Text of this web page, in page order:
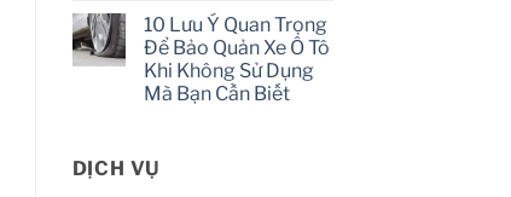
bay
lớp
ố
mốc
kính
ô
Comments
on
Kinh
nghiệm,
kỹ
thuật
lái
xuống
dốc
10 Lưu Ý Quan Trọng
Để Bảo Quản Xe Ô Tô
Khi Không Sử Dụng
Mà Bạn Cần Biết
10
Lưu
DỊCH VỤ